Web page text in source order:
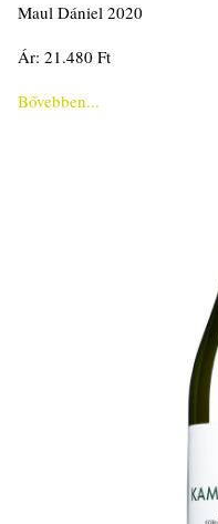
Maul Dániel 2020
Ár: 21.480 Ft
Bővebben...